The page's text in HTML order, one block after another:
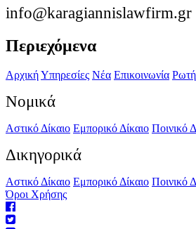
info@karagiannislawfirm.gr
Περιεχόμενα
ΑρχικήΥπηρεσίες Νέα Επικοινωνία
Νομικά
Αστικό Δίκαιο Εμπορικό Δίκαιο Ποινικό
Δικηγορικά
Αστικό Δίκαιο Εμπορικό Δίκαιο Ποινικό
Όροι Χρήσης